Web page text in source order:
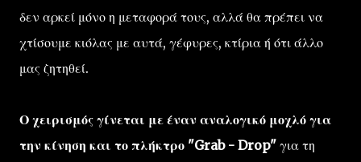
δεν αρκεί μόνο η μεταφορά τους, αλλά θα πρέπει να
χτίσουμε κιόλας με αυτά, γέφυρες, κτίρια ή ότι άλλο
μας ζητηθεί.
Ο χειρισμός γίνεται με έναν αναλογικό μοχλό για
την κίνηση και το πλήκτρο "Grab - Drop" για τη